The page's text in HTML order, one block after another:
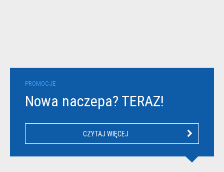
PROMOCJE
Nowa naczepa? TERAZ!
CZYTAJ WIĘCEJ